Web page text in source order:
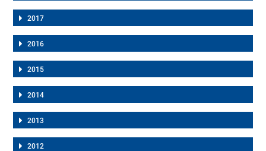
2017
2016
2015
2014
2013
2012